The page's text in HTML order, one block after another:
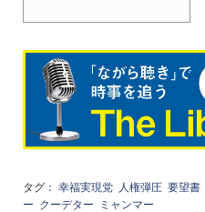
タグ： 幸福実現党 人権弾圧 要望書
ー クーデター ミャンマー